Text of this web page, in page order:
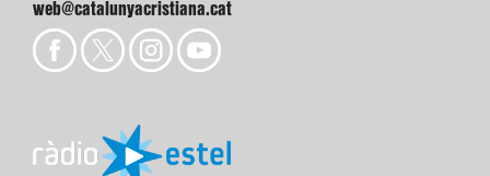
web@catalunyacristiana.cat